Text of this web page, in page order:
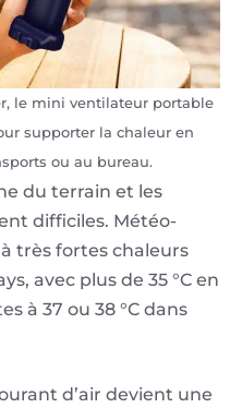
le mini ventilateur portable
supporter la chaleur en
ou au bureau.
du terrain et les
difficiles. Météo-
très fortes chaleurs
avec plus de 35 °C en
à 37 ou 38 °C dans
d’air devient une